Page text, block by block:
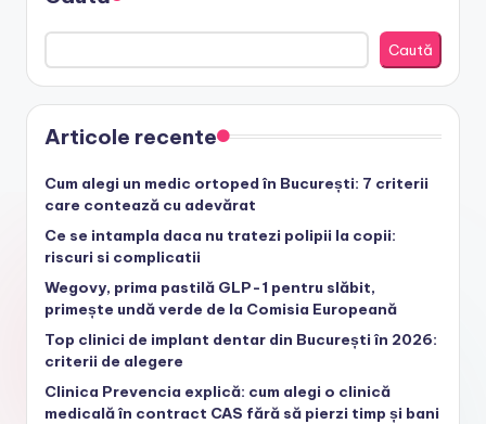
Caută
Articole recente
Cum alegi un medic ortoped în București: 7 criterii
care contează cu adevărat
Ce se intampla daca nu tratezi polipii la copii:
riscuri si complicatii
Wegovy, prima pastilă GLP-1 pentru slăbit,
primește undă verde de la Comisia Europeană
Top clinici de implant dentar din București în 2026:
criterii de alegere
Clinica Prevencia explică: cum alegi o clinică
medicală în contract CAS fără să pierzi timp și bani